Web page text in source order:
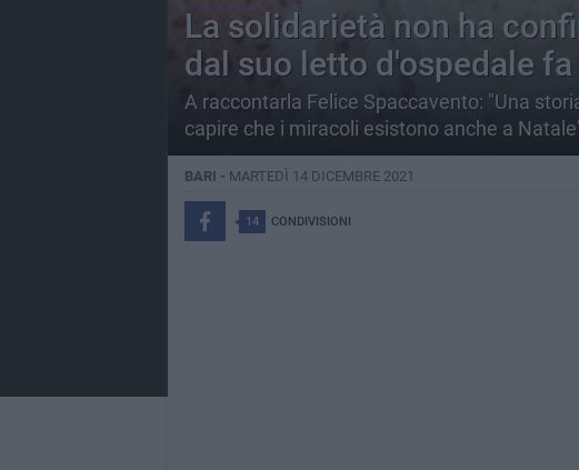
La solidarietà non ha
dal suo letto d'ospedale
A raccontarla Felice Spaccavento: "Una
capire che i miracoli esistono anche a
BARI - MARTEDÌ 14 DICEMBRE 2021
14 CONDIVISIONI